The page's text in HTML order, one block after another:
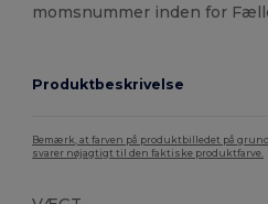
momsnummer inden for
Produktbeskrivelse
Bemærk, at farven på produktbilledet på
svarer nøjagtigt til den faktiske produktfarve.